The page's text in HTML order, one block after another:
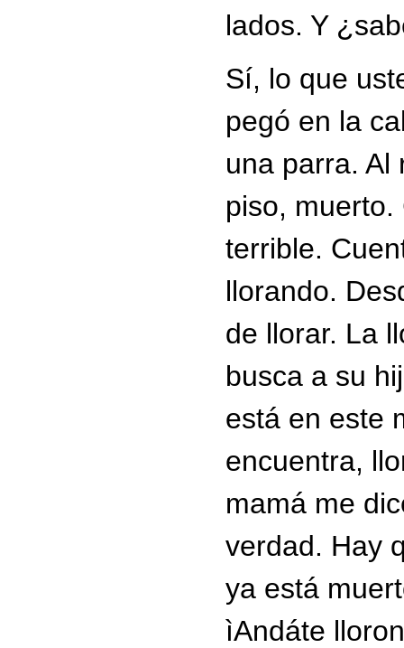
lados. Y
Sí, lo que
pegó en la
una parra. Al
piso,
terrible.
llorando.
de llorar. La
busca a su
está en este
encuentra,
mamá me
verdad. Hay
ya está
ìAndáte